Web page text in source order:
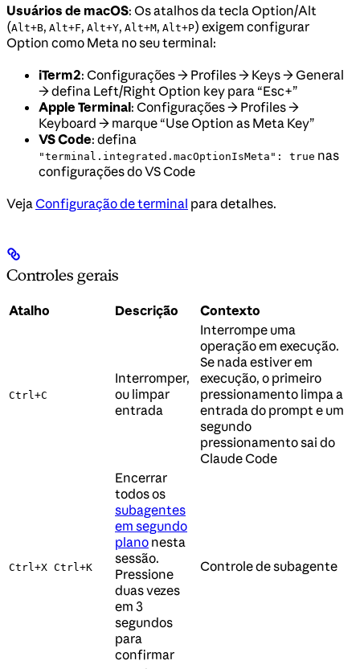
Usuários de macOS: Os atalhos da tecla Option/Alt
(Alt+B, Alt+F, Alt+Y, Alt+M, Alt+P) exigem configurar
Option como Meta no seu terminal:
iTerm2: Configurações → Profiles → Keys → General
→ defina Left/Right Option key para “Esc+”
Apple Terminal: Configurações → Profiles →
Keyboard → marque “Use Option as Meta Key”
VS Code: defina
"terminal.integrated.macOptionIsMeta": true nas
configurações do VS Code
VejaConfiguração de terminal para detalhes.
Controles gerais
Atalho Descrição Contexto
Ctrl+C
Interromper,
ou limpar
entrada
Interrompe uma
operação em execução.
Se nada estiver em
execução, o primeiro
pressionamento limpa a
entrada do prompt e um
segundo
pressionamento sai do
Claude Code
Ctrl+X Ctrl+K
Encerrar
todos os
subagentes
em segundo
plano nesta
sessão.
Pressione
duas vezes
em 3
segundos
para
confirmar
Controle de subagente